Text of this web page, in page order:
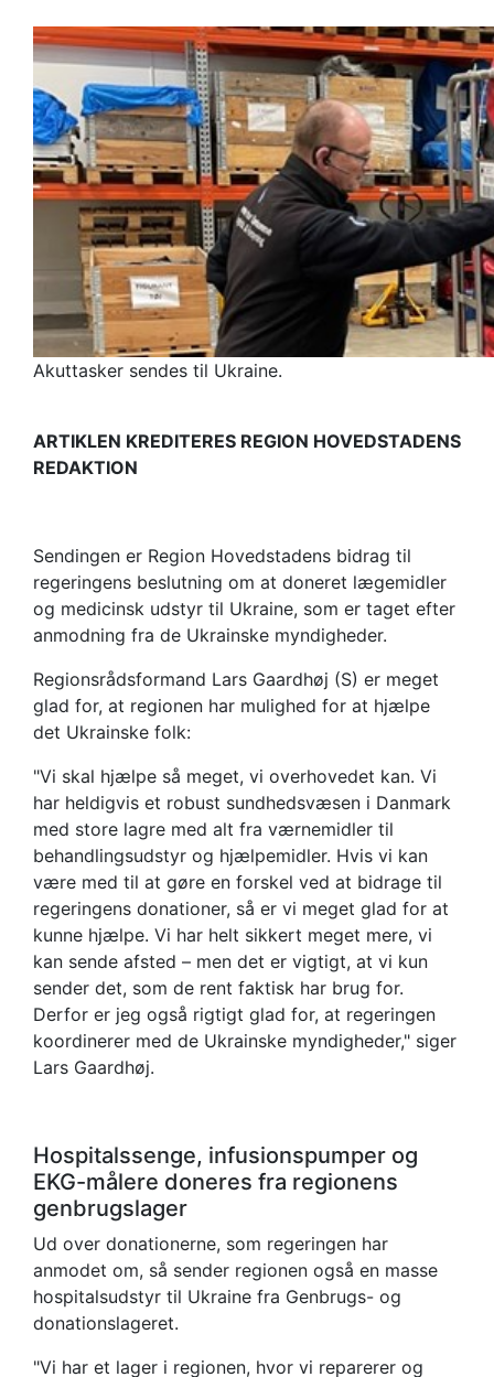
Akuttasker sendes til Ukraine.
ARTIKLEN KREDITERES REGION HOVEDSTADENS
REDAKTION
​​​Sendingen er Region Hovedstadens bidrag til
regeringens beslutning om at doneret lægemidler
og medicinsk udstyr til Ukraine, som er taget efter
anmodning fra de Ukrainske myndigheder.
Regionsrådsformand Lars Gaardhøj (S) er meget
glad for, at regionen har mulighed for at hjælpe
det Ukrainske folk:
"Vi skal hjælpe så meget, vi overhovedet kan. Vi
har heldigvis et robust sundhedsvæsen i Danmark
med store lagre med alt fra værnemidler til
behandlingsudstyr og hjælpemidler. Hvis vi kan
være med til at gøre en forskel ved at bidrage til
regeringens donationer, så er vi meget glad for at
kunne hjælpe. Vi har helt sikkert meget mere, vi
kan sende afsted – men det er vigtigt, at vi kun
sender det, som de rent faktisk har brug for.
Derfor er jeg også rigtigt glad for, at regeringen
koordinerer med de Ukrainske myndigheder," siger
Lars Gaardhøj.
Hospitalssenge, infusionspumper og
EKG-målere doneres fra regionens
genbrugslager
Ud over donationerne, som regeringen har
anmodet om, så sender regionen også en masse
hospitalsudstyr til Ukraine fra Genbrugs- og
donationslageret.
"Vi har et lager i regionen, hvor vi reparerer og